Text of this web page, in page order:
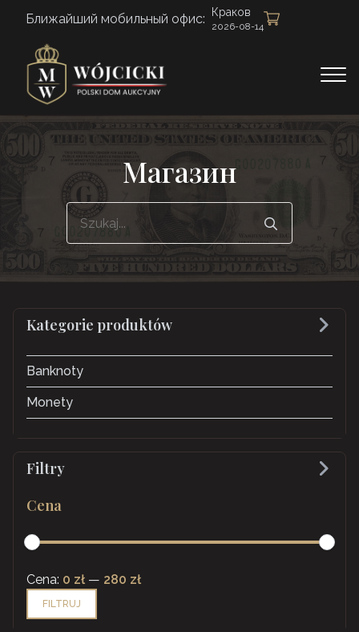
Ближайший мобильный офис: Краков
2026-08-14
Магазин
Kategorie produktów
Banknoty
Monety
Filtry
Cena
Cena
min
Cena
max
FILTRUJ
Cena: 0 zł — 280 zł